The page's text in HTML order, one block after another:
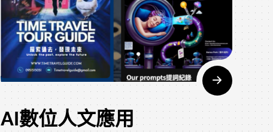
並與日本學生進行交流。除了學習日本在防災與能源領
域的發展與應用之外，也透過共同討論、團隊發表及文
化交流，深入了解彼此的文化背景與思維方式，進一步
提升國際視野與跨文化溝通能力。
AI數位人文應用